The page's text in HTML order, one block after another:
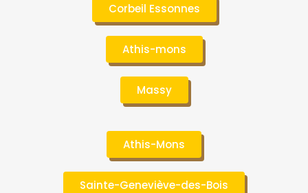
Corbeil Essonnes
Athis-mons
Massy
Athis-Mons
Sainte-Geneviève-des-Bois